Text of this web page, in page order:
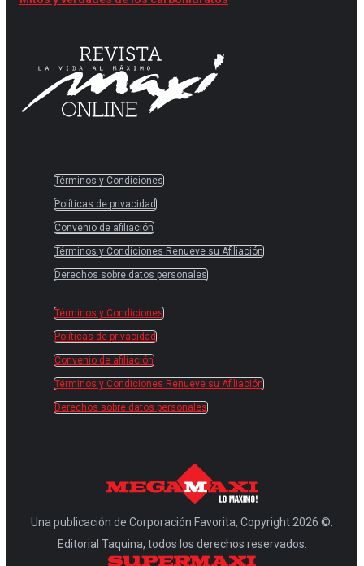
Términos y Condiciones
Políticas de privacidad
Convenio de afiliación
Términos y Condiciones Renueve su Afiliación
Derechos sobre datos personales
Términos y Condiciones
Políticas de privacidad
Convenio de afiliación
Términos y Condiciones Renueve su Afiliación
Derechos sobre datos personales
Una publicación de Corporación Favorita, Copyright 2026 ©.
Editorial Taquina, todos los derechos reservados.